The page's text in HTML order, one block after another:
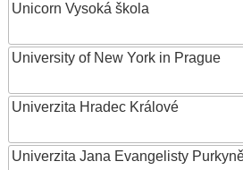
Unicorn Vysoká škola
University of New York in Prague
Univerzita Hradec Králové
Univerzita Jana Evangelisty